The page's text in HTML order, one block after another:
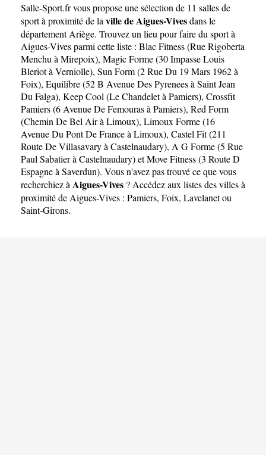
Salle-Sport.frvous propose une sélection de 11 salles de
sport à proximité de la ville de Aigues-Vivesdans le
départementAriège. Trouvez un lieu pour faire du sport à
Aigues-Vives parmi cette liste : Blac Fitness (Rue Rigoberta
Menchu à Mirepoix), Magic Forme (30 Impasse Louis
Bleriot à Verniolle), Sun Form (2 Rue Du 19 Mars 1962 à
Foix), Equilibre (52 B Avenue Des Pyrenees à Saint Jean
Du Falga), Keep Cool (Le Chandelet à Pamiers), Crossfit
Pamiers (6 Avenue De Femouras à Pamiers), Red Form
(Chemin De Bel Air à Limoux), Limoux Forme (16
Avenue Du Pont De France à Limoux), Castel Fit (211
Route De Villasavary à Castelnaudary), A G Forme (5 Rue
Paul Sabatier à Castelnaudary)etMove Fitness (3 Route D
Espagne à Saverdun). Vous n'avez pas trouvé ce que vous
recherchiez à Aigues-Vives ? Accédez aux listes des villes à
proximité de Aigues-Vives : Pamiers, Foix, Lavelanetou
Saint-Girons.